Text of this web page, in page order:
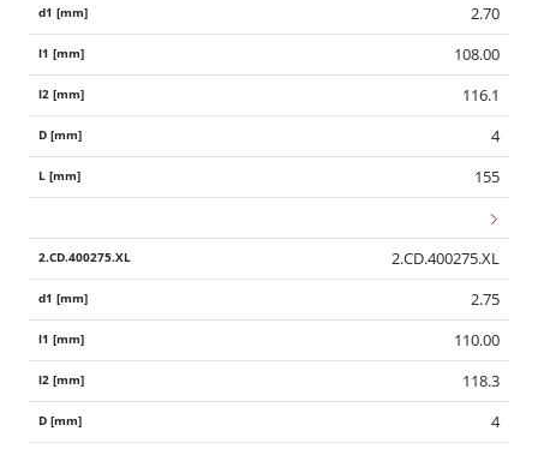
2.70
108.00
116.1
4
155
2.CD.400275.XL
2.75
110.00
118.3
4